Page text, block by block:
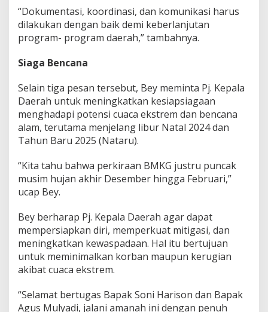
“Dokumentasi, koordinasi, dan komunikasi harus
dilakukan dengan baik demi keberlanjutan
program- program daerah,” tambahnya.
Siaga Bencana
Selain tiga pesan tersebut, Bey meminta Pj. Kepala
Daerah untuk meningkatkan kesiapsiagaan
menghadapi potensi cuaca ekstrem dan bencana
alam, terutama menjelang libur Natal 2024 dan
Tahun Baru 2025 (Nataru).
“Kita tahu bahwa perkiraan BMKG justru puncak
musim hujan akhir Desember hingga Februari,”
ucap Bey.
Bey berharap Pj. Kepala Daerah agar dapat
mempersiapkan diri, memperkuat mitigasi, dan
meningkatkan kewaspadaan. Hal itu bertujuan
untuk meminimalkan korban maupun kerugian
akibat cuaca ekstrem.
“Selamat bertugas Bapak Soni Harison dan Bapak
Agus Mulyadi, jalani amanah ini dengan penuh